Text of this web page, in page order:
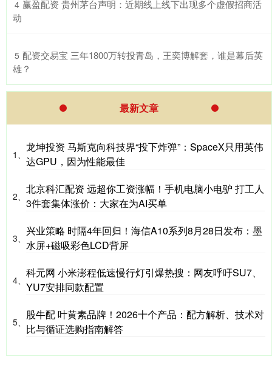
4 ​赢盈配资 贵州茅台声明：近期线上线下出现多个虚假招商活
动
5 ​配资交易宝 三年1800万转投青岛，王奕博解套，谁是幕后英
雄？
最新文章
1、
龙坤投资 马斯克向科技界“投下炸弹”：SpaceX只用英伟
达GPU，因为性能最佳
2、
北京科汇配资 远超你工资涨幅！手机电脑小电驴 打工人
3件套集体涨价：大家在为AI买单
3、
兴业策略 时隔4年回归！海信A10系列8月28日发布：墨
水屏+磁吸彩色LCD背屏
4、
科元网 小米澎程低速慢行灯引爆热搜：网友呼吁SU7、
YU7安排同款配置
5、
股牛配 叶黄素品牌！2026十个产品：配方解析、技术对
比与循证选购指南解答